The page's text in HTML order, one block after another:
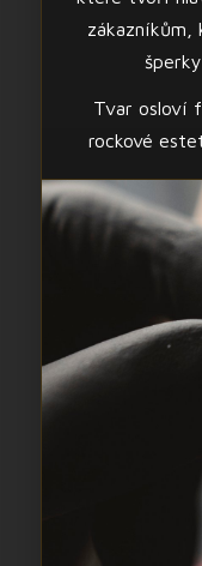
Tvar osloví
rockové